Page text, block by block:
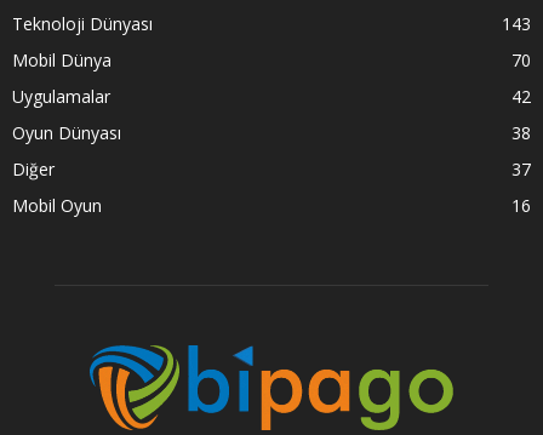
Teknoloji Dünyası
143
Mobil Dünya
70
Uygulamalar
42
Oyun Dünyası
38
Diğer
37
Mobil Oyun
16